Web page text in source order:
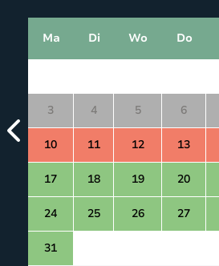
Ma Di Wo Do
3 4 5 6
10 11 12 13
17 18 19 20
24 25 26 27
31